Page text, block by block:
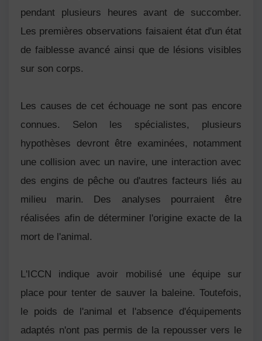
pendant plusieurs heures avant de succomber.
Les premières observations faisaient état d'un état
de faiblesse avancé ainsi que de lésions visibles
sur son corps.
Les causes de cet échouage ne sont pas encore
connues. Selon les spécialistes, plusieurs
hypothèses devront être examinées, notamment
une collision avec un navire, une interaction avec
des engins de pêche ou d'autres facteurs liés au
milieu marin. Des analyses pourraient être
réalisées afin de déterminer l'origine exacte de la
mort de l'animal.
L'ICCN indique avoir mobilisé une équipe sur
place pour tenter de sauver la baleine. Toutefois,
le poids de l'animal et l'absence d'équipements
adaptés n'ont pas permis de la repousser vers le